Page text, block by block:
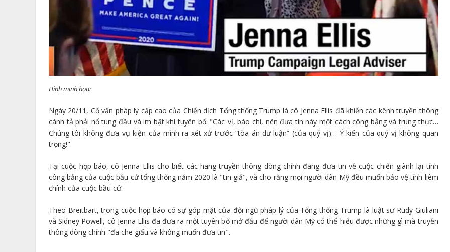
Hình minh họa:
Ngày 20/11, Cố vấn pháp lý cấp cao của Chiến dịch Tổng thống Trump là cô Jenna Ellis đã khiến các kênh truyền thông
cánh tả phải nổ tung đầu và im bặt khi tuyên bố: "Các vị, báo chí, nên đưa tin này một cách công bằng và trung thực…
Chúng tôi không đưa vụ kiện của mình ra xét xử trước “tòa án dư luận” (của quý vị)… Ý kiến ​​của quý vị không quan
trọng!".
Tại cuộc họp báo, cô Jenna Ellis cho biết các hãng truyền thông dòng chính đang đưa tin về cuộc chiến giành lại tính
công bằng của cuộc bầu cử tổng thống năm 2020 là "tin giả", và cho rằng mọi người dân Mỹ đều muốn bảo vệ tính liêm
chính của cuộc bầu cử.
Theo Breitbart, trong cuộc họp báo có sự góp mặt của đội ngũ pháp lý của Tổng thống Trump là luật sư Rudy Giuliani
và Sidney Powell, cô Jenna Ellis đã đưa ra một tuyên bố mở đầu để người dân Mỹ có thể hiểu được những gì mà truyền
thông dòng chính "đã che giấu và không muốn đưa tin".